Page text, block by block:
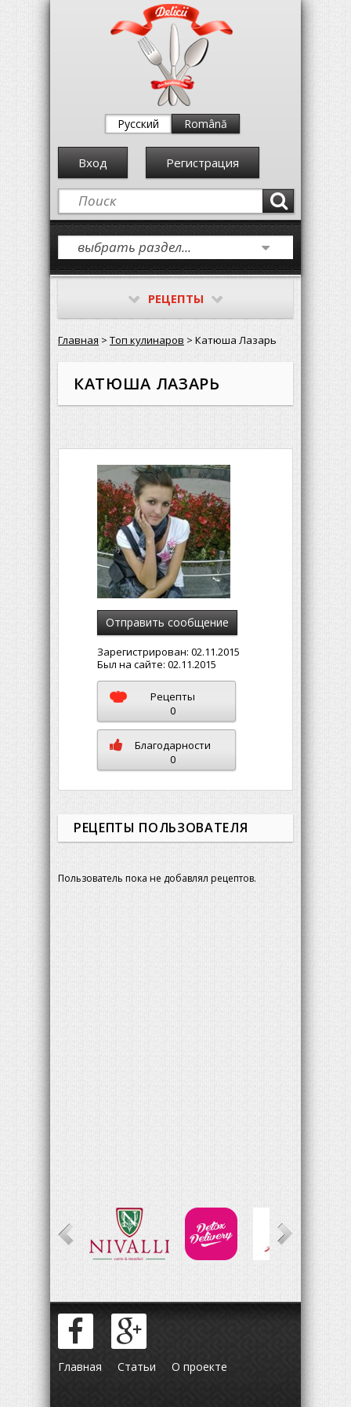
Русский Română
Вход Регистрация
РЕЦЕПТЫ
Главная > Топ кулинаров > Катюша Лазарь
КАТЮША ЛАЗАРЬ
Отправить сообщение
Зарегистрирован: 02.11.2015
Был на сайте: 02.11.2015
Рецепты
0
Благодарности
0
РЕЦЕПТЫ ПОЛЬЗОВАТЕЛЯ
Пользователь пока не добавлял рецептов.
Главная Статьи О проекте